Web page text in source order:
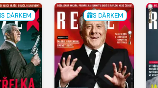
S DÁRKEM S DÁRKEM